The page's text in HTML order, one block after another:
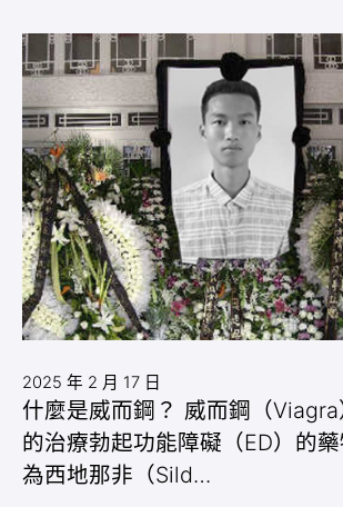
2025 年 2 月 17 日
什麼是威而鋼？ 威而鋼（
的治療勃起功能障礙（ED）的
為西地那非（Sild…